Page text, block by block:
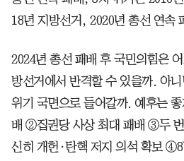
18년 지방선거, 2020년 총선 연속
2024년 총선 패배 후 국민의힘은
방선거에서 반격할 수 있을까. 아
위기 국면으로 들어갈까. 예후는
배 ②집권당 사상 최대 패배 ③두
신히 개헌·탄핵 저지 의석 확보